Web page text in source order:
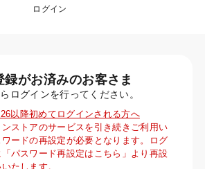
ログイン
録がお済みのお客さま
ログインを行ってください。
以降初めてログインされる方へ
ストアのサービスを引き続きご利用い
ードの再設定が必要となります。ログ
パスワード再設定はこちら」より再設
たします。